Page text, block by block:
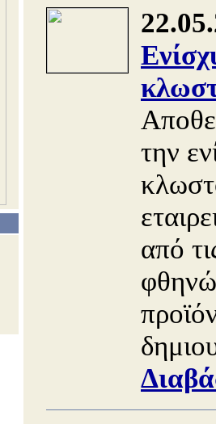
την
από